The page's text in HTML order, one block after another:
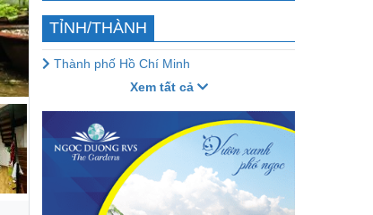
TỈNH/THÀNH
Thành phố Hồ Chí Minh
Xem tất cả